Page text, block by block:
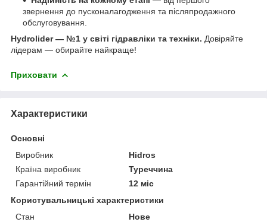
звернення до пусконалагодження та післяпродажного
обслуговування.
Hydrolider — №1 у світі гідравліки та техніки. Довіряйте
лідерам — обирайте найкраще!
Приховати
Характеристики
Основні
Виробник
Hidros
Країна виробник
Туреччина
Гарантійний термін
12 міс
Користувальницькі характеристики
Стан
Нове